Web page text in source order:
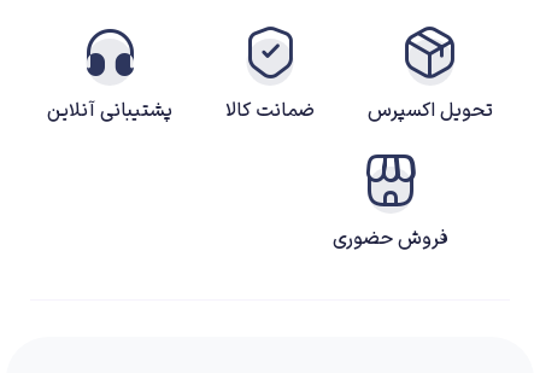
تحویل اکسپرس ضمانت کالا پشتیبانی آنلاین
فروش حضوری